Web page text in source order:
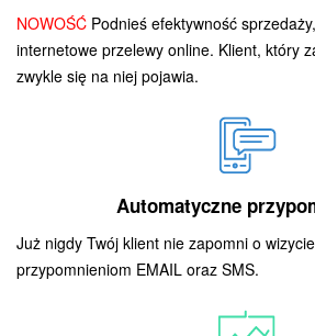
NOWOŚĆ Podnieś efektywność
internetowe przelewy online. Klient, który
zwykle się na niej pojawia.
Automatyczne
Już nigdy Twój klient nie zapomni o
przypomnieniom EMAIL oraz SMS.